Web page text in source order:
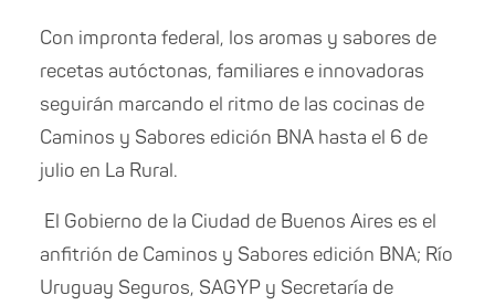
Con impronta federal, los aromas y sabores de
recetas autóctonas, familiares e innovadoras
seguirán marcando el ritmo de las cocinas de
Caminos y Sabores edición BNA hasta el 6 de
julio en La Rural.
El Gobierno de la Ciudad de Buenos Aires es el
anfitrión de Caminos y Sabores edición BNA; Río
Uruguay Seguros, SAGYP y Secretaría de